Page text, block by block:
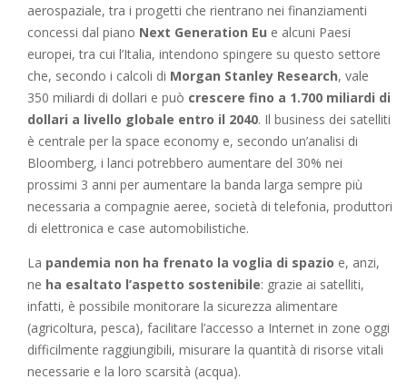
aerospaziale, tra i progetti che rientrano nei finanziamenti
concessi dal piano Next Generation Eu e alcuni Paesi
europei, tra cui l’Italia, intendono spingere su questo settore
che, secondo i calcoli di Morgan Stanley Research, vale
350 miliardi di dollari e può crescere fino a 1.700 miliardi di
dollari a livello globale entro il 2040. Il business dei satelliti
è centrale per la space economy e, secondo un’analisi di
Bloomberg, i lanci potrebbero aumentare del 30% nei
prossimi 3 anni per aumentare la banda larga sempre più
necessaria a compagnie aeree, società di telefonia, produttori
di elettronica e case automobilistiche.
La pandemia non ha frenato la voglia di spazio e, anzi,
ne ha esaltato l’aspetto sostenibile: grazie ai satelliti,
infatti, è possibile monitorare la sicurezza alimentare
(agricoltura, pesca), facilitare l’accesso a Internet in zone oggi
difficilmente raggiungibili, misurare la quantità di risorse vitali
necessarie e la loro scarsità (acqua).